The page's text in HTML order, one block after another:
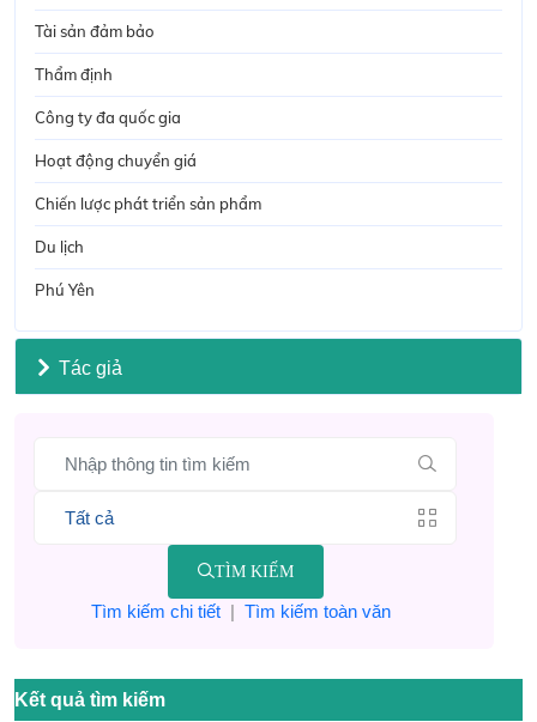
Tài sản đảm bảo
Thẩm định
Công ty đa quốc gia
Hoạt động chuyển giá
Chiến lược phát triển sản phẩm
Du lịch
Phú Yên
Tác giả
TÌM KIẾM
Tìm kiếm chi tiết| Tìm kiếm toàn văn
Kết quả tìm kiếm